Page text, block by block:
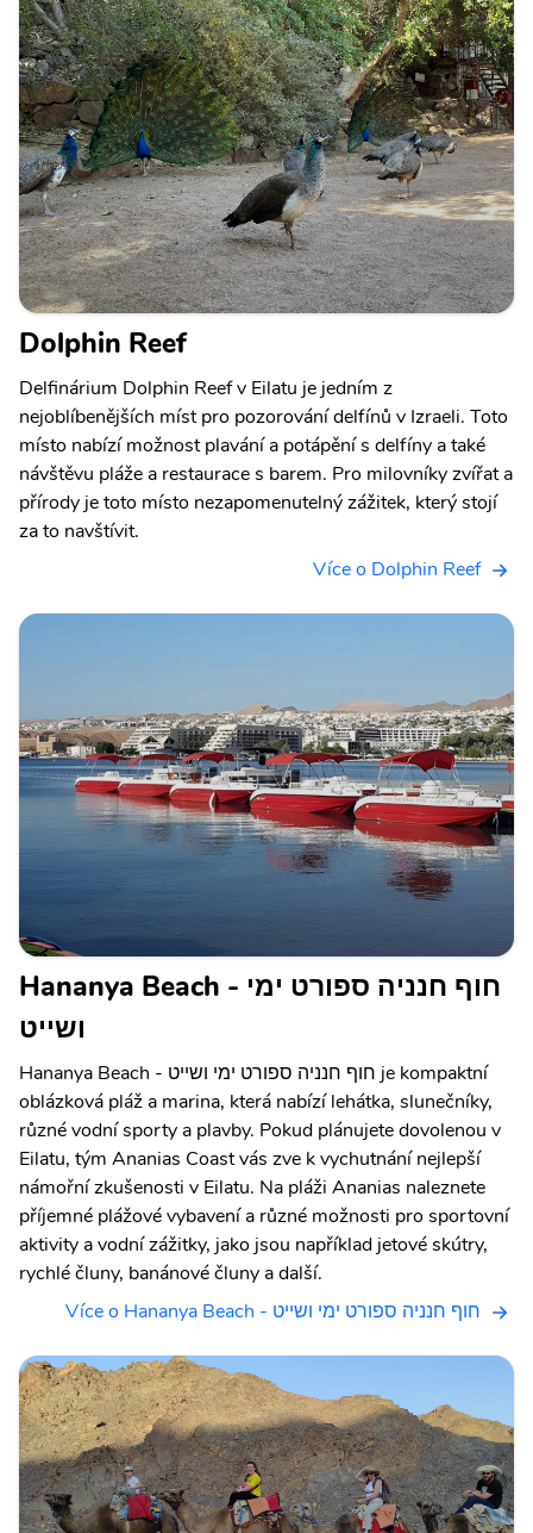
Dolphin Reef
Delfinárium Dolphin Reef v Eilatu je jedním z
nejoblíbenějších míst pro pozorování delfínů v Izraeli. Toto
místo nabízí možnost plavání a potápění s delfíny a také
návštěvu pláže a restaurace s barem. Pro milovníky zvířat a
přírody je toto místo nezapomenutelný zážitek, který stojí
za to navštívit.
Více o Dolphin Reef
Hananya Beach - חוף חנניה ספורט ימי
ושייט
Hananya Beach - חוף חנניה ספורט ימי ושייט je kompaktní
oblázková pláž a marina, která nabízí lehátka, slunečníky,
různé vodní sporty a plavby. Pokud plánujete dovolenou v
Eilatu, tým Ananias Coast vás zve k vychutnání nejlepší
námořní zkušenosti v Eilatu. Na pláži Ananias naleznete
příjemné plážové vybavení a různé možnosti pro sportovní
aktivity a vodní zážitky, jako jsou například jetové skútry,
rychlé čluny, banánové čluny a další.
Více o Hananya Beach - חוף חנניה ספורט ימי ושייט